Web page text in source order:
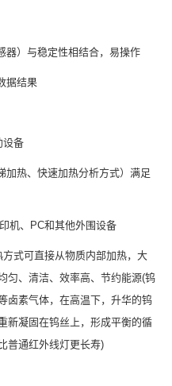
器）与稳定性相结合，易操作
据结果
设备
加热、快速加热分析方式）满足
机、PC和其他外围设备
方式可直接从物质内部加热，大
匀、清洁、效率高、节约能源(钨
卤素气体，在高温下，升华的钨
新凝固在钨丝上，形成平衡的循
普通红外线灯更长寿)